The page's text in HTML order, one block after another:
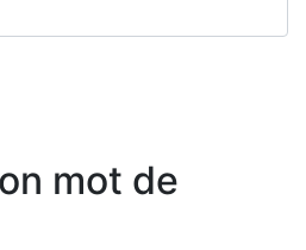
mot de